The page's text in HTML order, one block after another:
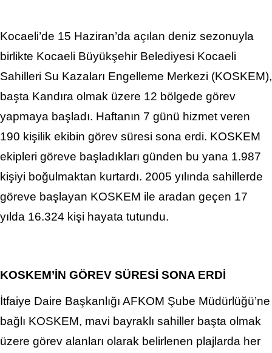
Kocaeli’de 15 Haziran’da açılan deniz sezonuyla
birlikte Kocaeli Büyükşehir Belediyesi Kocaeli
Sahilleri Su Kazaları Engelleme Merkezi (KOSKEM),
başta Kandıra olmak üzere 12 bölgede görev
yapmaya başladı. Haftanın 7 günü hizmet veren
190 kişilik ekibin görev süresi sona erdi. KOSKEM
ekipleri göreve başladıkları günden bu yana 1.987
kişiyi boğulmaktan kurtardı. 2005 yılında sahillerde
göreve başlayan KOSKEM ile aradan geçen 17
yılda 16.324 kişi hayata tutundu.
KOSKEM’İN GÖREV SÜRESİ SONA ERDİ
İtfaiye Daire Başkanlığı AFKOM Şube Müdürlüğü’ne
bağlı KOSKEM, mavi bayraklı sahiller başta olmak
üzere görev alanları olarak belirlenen plajlarda her